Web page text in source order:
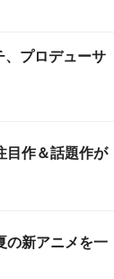
、プロデューサ
目作＆話題作が
の新アニメを一